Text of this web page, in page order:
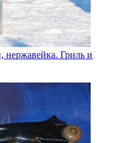
нержавейка. Гриль и